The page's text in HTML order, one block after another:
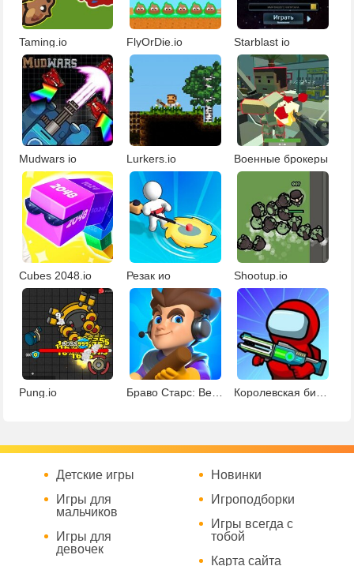
Taming.io FlyOrDie.io Starblast io
Mudwars io Lurkers.io Военные брокеры
Cubes 2048.io Резак ио Shootup.io
Pung.io Браво Старс: Betrayal.io
Детские игры
Игры для
мальчиков
Игры для
девочек
Новинки
Игроподборки
Игры всегда с
тобой
Карта сайта